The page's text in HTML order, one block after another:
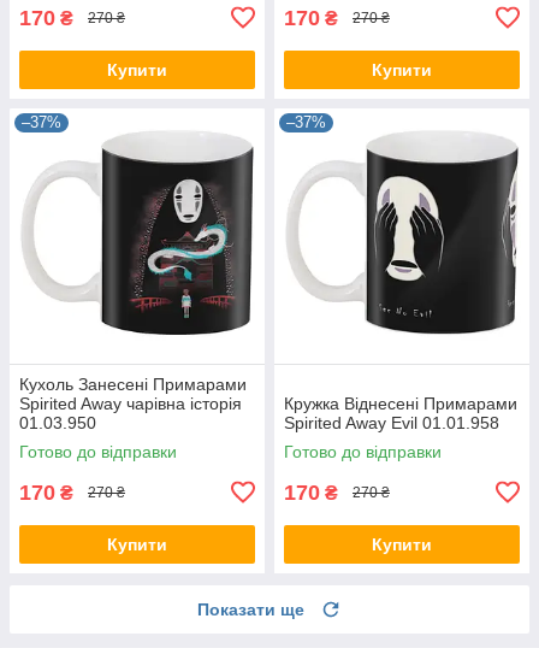
170 ₴ 270 ₴
Купити
170 ₴ 270 ₴
Купити
–37%
Кухоль Занесені Примарами
Spirited Away чарівна історія
01.03.950
Готово до відправки
170 ₴ 270 ₴
Купити
–37%
Кружка Віднесені Примарами
Spirited Away Evil 01.01.958
Готово до відправки
170 ₴ 270 ₴
Купити
Показати ще